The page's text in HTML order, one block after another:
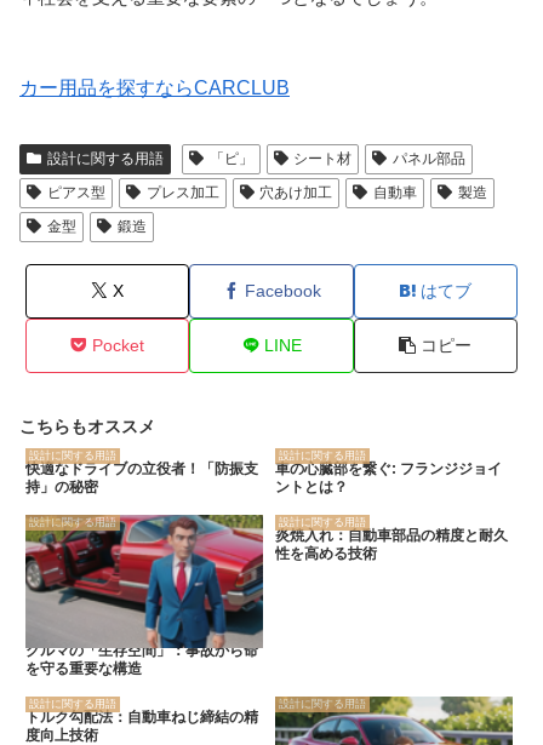
カー用品を探すならCARCLUB
設計に関する用語 「ピ」 シート材
パネル部品
ピアス型
プレス加工 穴あけ加工 自動車
製造
金型
鍛造
X Facebook はてブ
Pocket LINE コピー
こちらもオススメ
設計に関する用語
快適なドライブの立役者！「防振支
持」の秘密
設計に関する用語
車の心臓部を繋ぐ: フランジジョイ
ントとは？
設計に関する用語
クルマの「生存空間」：事故から命
を守る重要な構造
設計に関する用語
炎焼入れ：自動車部品の精度と耐久
性を高める技術
設計に関する用語
トルク勾配法：自動車ねじ締結の精
度向上技術
設計に関する用語